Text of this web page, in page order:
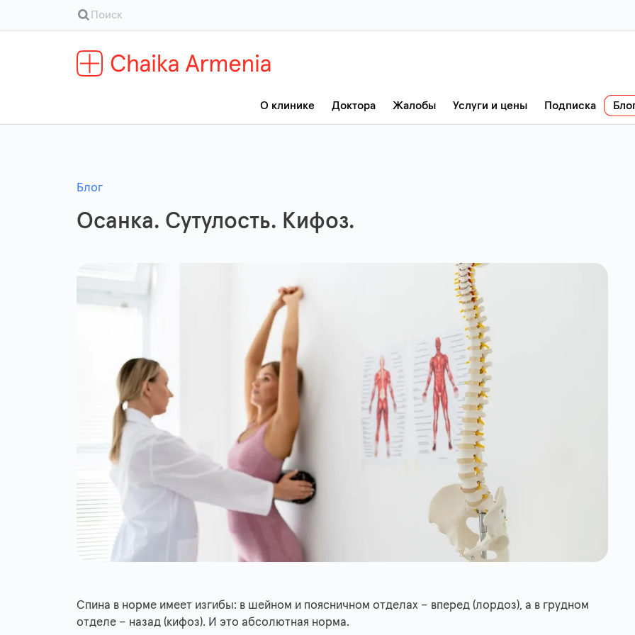
О клинике Доктора Жалобы Услуги и цены Подписка
Блог
Осанка. Сутулость. Кифоз.
Спина в норме имеет изгибы: в шейном и поясничном отделах – вперед (лордоз), а в грудном
отделе – назад (кифоз). И это абсолютная норма.